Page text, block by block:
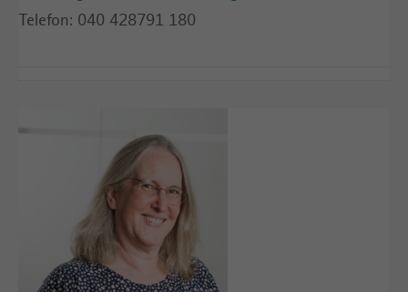
Telefon: 040 428791 180